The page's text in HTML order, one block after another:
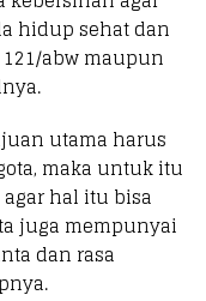
hidup sehat dan
abw maupun
utama harus
maka untuk itu
hal itu bisa
juga mempunyai
dan rasa